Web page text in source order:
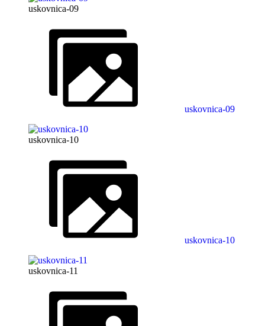
uskovnica-09
uskovnica-09
uskovnica-10
uskovnica-10
uskovnica-11